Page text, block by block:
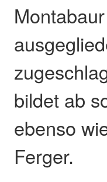
bildet ab
ebenso
Ferger.